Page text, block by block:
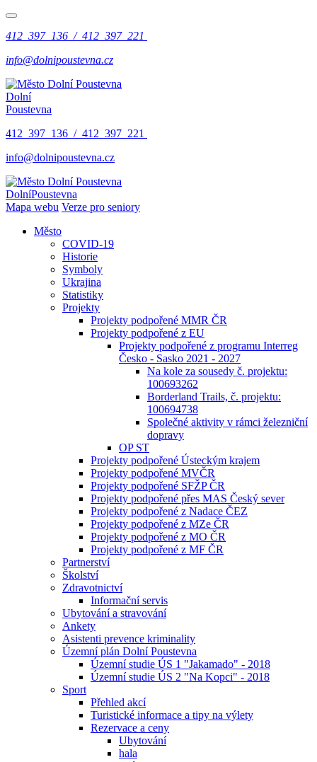
412 397 136 / 412 397 221
info@dolnipoustevna.cz
Dolní
Poustevna
412 397 136 / 412 397 221
info@dolnipoustevna.cz
DolníPoustevna
Mapa webu Verze pro seniory
Město
COVID-19
Historie
Symboly
Ukrajina
Statistiky
Projekty
Projekty podpořené MMR ČR
Projekty podpořené z EU
Projekty podpořené z programu Interreg
Česko - Sasko 2021 - 2027
Na kole za sousedy č. projektu:
100693262
Borderland Trails, č. projektu:
100694738
Společné aktivity v rámci železniční
dopravy
OP ST
Projekty podpořené Ústeckým krajem
Projekty podpořené MVČR
Projekty podpořené SFŽP ČR
Projekty podpořené přes MAS Český sever
Projekty podpořené z Nadace ČEZ
Projekty podpořené z MZe ČR
Projekty podpořené z MO ČR
Projekty podpořené z MF ČR
Partnerství
Školství
Zdravotnictví
Informační servis
Ubytování a stravování
Ankety
Asistenti prevence kriminality
Územní plán Dolní Poustevna
Územní studie ÚS 1 "Jakamado" - 2018
Územní studie ÚS 2 "Na Kopci" - 2018
Sport
Přehled akcí
Turistické informace a tipy na výlety
Rezervace a ceny
Ubytování
hala